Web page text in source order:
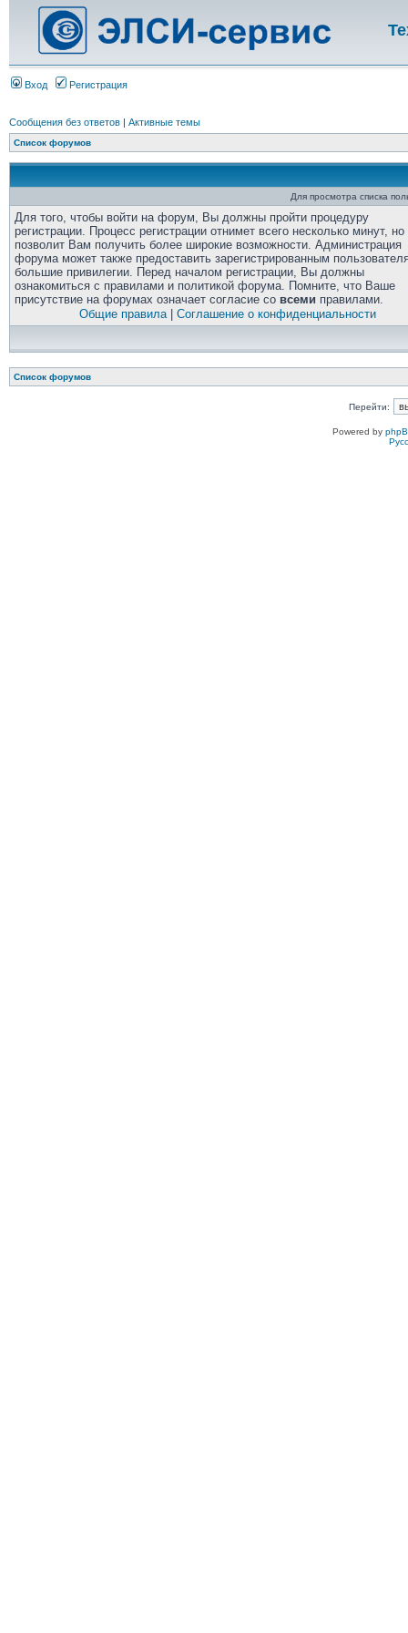
Вход Регистрация
Сообщения без ответов | Активные темы
Список форумов
Для просмотра списка
Для того, чтобы войти на форум, Вы должны пройти процедуру
регистрации. Процесс регистрации отнимет всего несколько минут, но
позволит Вам получить более широкие возможности. Администрация
форума может также предоставить зарегистрированным
большие привилегии. Перед началом регистрации, Вы должны
ознакомиться с правилами и политикой форума. Помните, что Ваше
присутствие на форумах означает согласие со всеми правилами.
Общие правила| Соглашение о конфиденциальности
Список форумов
Перейти:
Powered by